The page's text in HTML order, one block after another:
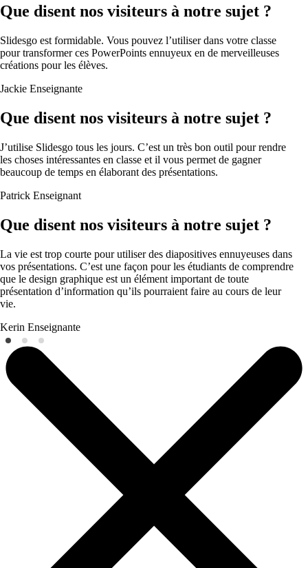
Que disent nos visiteurs à notre sujet ?
Slidesgo est formidable. Vous pouvez l’utiliser dans votre classe
pour transformer ces PowerPoints ennuyeux en de merveilleuses
créations pour les élèves.
Jackie Enseignante
Que disent nos visiteurs à notre sujet ?
J’utilise Slidesgo tous les jours. C’est un très bon outil pour rendre
les choses intéressantes en classe et il vous permet de gagner
beaucoup de temps en élaborant des présentations.
Patrick Enseignant
Que disent nos visiteurs à notre sujet ?
La vie est trop courte pour utiliser des diapositives ennuyeuses dans
vos présentations. C’est une façon pour les étudiants de comprendre
que le design graphique est un élément important de toute
présentation d’information qu’ils pourraient faire au cours de leur
vie.
Kerin Enseignante